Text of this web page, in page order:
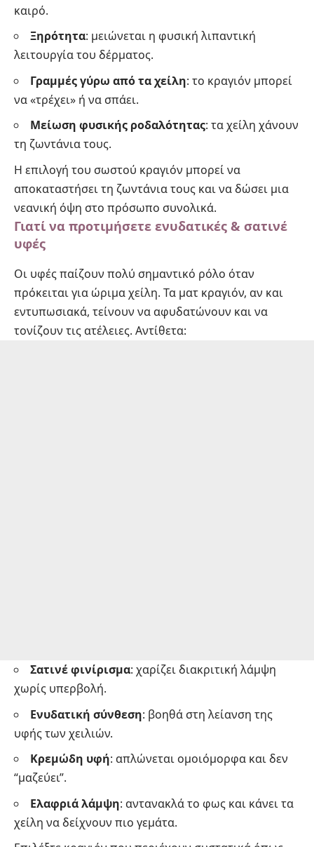
καιρό.
Ξηρότητα: μειώνεται η φυσική λιπαντική
λειτουργία του δέρματος.
Γραμμές γύρω από τα χείλη: το κραγιόν μπορεί
να «τρέχει» ή να σπάει.
Μείωση φυσικής ροδαλότητας: τα χείλη χάνουν
τη ζωντάνια τους.
Η επιλογή του σωστού κραγιόν μπορεί να
αποκαταστήσει τη ζωντάνια τους και να δώσει μια
νεανική όψη στο πρόσωπο συνολικά.
Γιατί να προτιμήσετε ενυδατικές & σατινέ
υφές
Οι υφές παίζουν πολύ σημαντικό ρόλο όταν
πρόκειται για ώριμα χείλη. Τα ματ κραγιόν, αν και
εντυπωσιακά, τείνουν να αφυδατώνουν και να
τονίζουν τις ατέλειες. Αντίθετα:
Σατινέ φινίρισμα: χαρίζει διακριτική λάμψη
χωρίς υπερβολή.
Ενυδατική σύνθεση: βοηθά στη λείανση της
υφής των χειλιών.
Κρεμώδη υφή: απλώνεται ομοιόμορφα και δεν
“μαζεύει”.
Ελαφριά λάμψη: αντανακλά το φως και κάνει τα
χείλη να δείχνουν πιο γεμάτα.